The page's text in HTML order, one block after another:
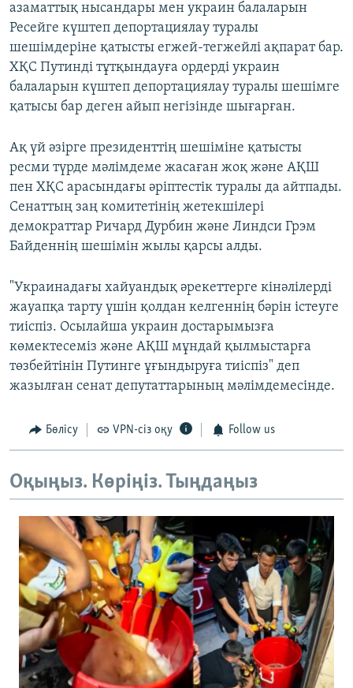
азаматтық нысандары мен украин балаларын
Ресейге күштеп депортациялау туралы
шешімдеріне қатысты егжей-тегжейлі ақпарат бар.
ХҚС Путинді тұтқындауға ордерді украин
балаларын күштеп депортациялау туралы шешімге
қатысы бар деген айып негізінде шығарған.
Ақ үй әзірге президенттің шешіміне қатысты
ресми түрде мәлімдеме жасаған жоқ және АҚШ
пен ХҚС арасындағы әріптестік туралы да айтпады.
Сенаттың заң комитетінің жетекшілері
демократтар Ричард Дурбин және Линдси Грэм
Байденнің шешімін жылы қарсы алды.
"Украинадағы хайуандық әрекеттерге кінәлілерді
жауапқа тарту үшін қолдан келгеннің бәрін істеуге
тиіспіз. Осылайша украин достарымызға
көмектесеміз және АҚШ мұндай қылмыстарға
төзбейтінін Путинге ұғындыруға тиіспіз" деп
жазылған сенат депутаттарының мәлімдемесінде.
Бөлісу VPN-сіз оқу Follow us
Оқыңыз. Көріңіз. Тыңдаңыз